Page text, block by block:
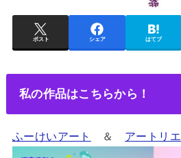
ポスト シェア はてブ
私の作品はこちらから！
ふーけいアート ＆ アートリエ